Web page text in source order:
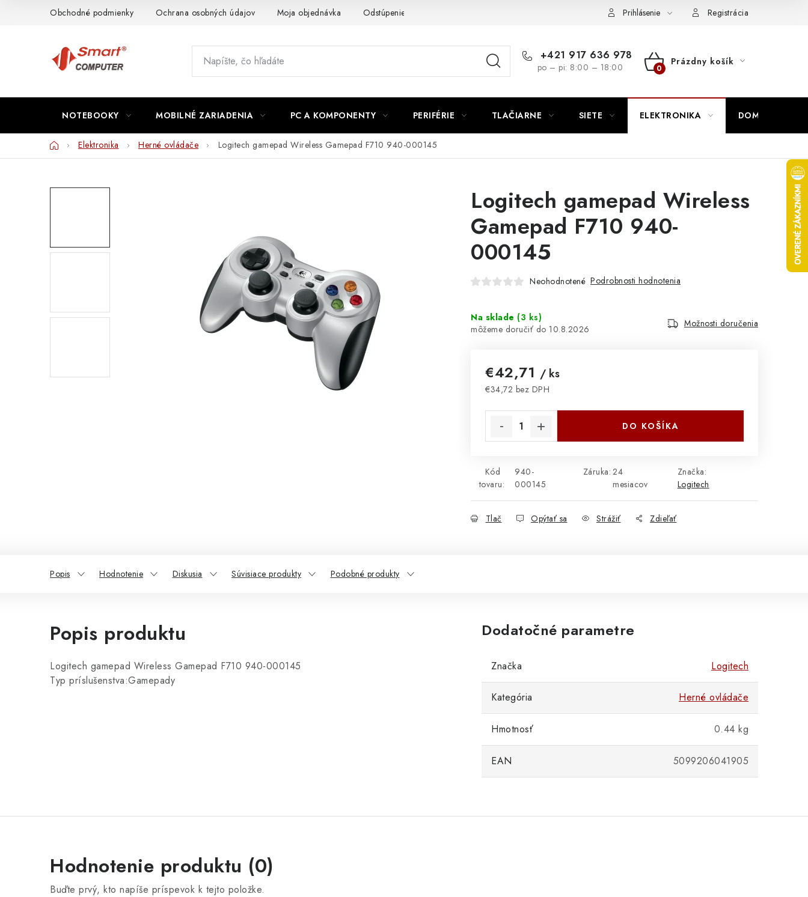
Obchodné podmienky Ochrana osobných údajov Moja objednávka Odstúpenie od zmluvy Napíšte námPrihlásenie Registrácia
+421 917 636 978
po – pi: 8:00 – 18:00
NÁKUPNÝ
Prázdny košík
NOTEBOOKY MOBILNÉ ZARIADENIA PC A KOMPONENTY PERIFÉRIE TLAČIARNE SIETE ELEKTRONIKA DOMÁCNOSŤ
DomovElektronika Herné ovládače Logitech gamepad Wireless Gamepad F710 940-000145
Logitech gamepad Wireless
Gamepad F710 940-
000145
Neohodnotené Podrobnosti hodnotenia
Na sklade (3 ks)
10.8.2026
Možnosti doručenia
€42,71 / ks
€34,72 bez DPH
DO KOŠÍKA
Kód
tovaru:
940-
000145
Záruka: 24
mesiacov
Značka:
Logitech
Tlač Opýtať sa Strážiť Zdieľať
Popis Hodnotenie Diskusia Súvisiace produkty Podobné produkty
Popis produktu
Logitech gamepad Wireless Gamepad F710 940-000145
Typ príslušenstva:Gamepady
Dodatočné parametre
Značka Logitech
Kategória Herné ovládače
Hmotnosť 0.44 kg
EAN 5099206041905
Hodnotenie produktu (0)
Buďte prvý, kto napíše príspevok k tejto položke.